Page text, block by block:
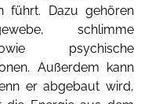
führt. Dazu gehören
schlimme
psychische
Außerdem kann
er abgebaut wird,